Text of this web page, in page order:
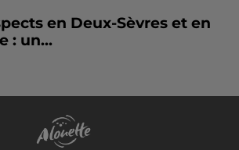
en Deux-Sèvres et en
: un...